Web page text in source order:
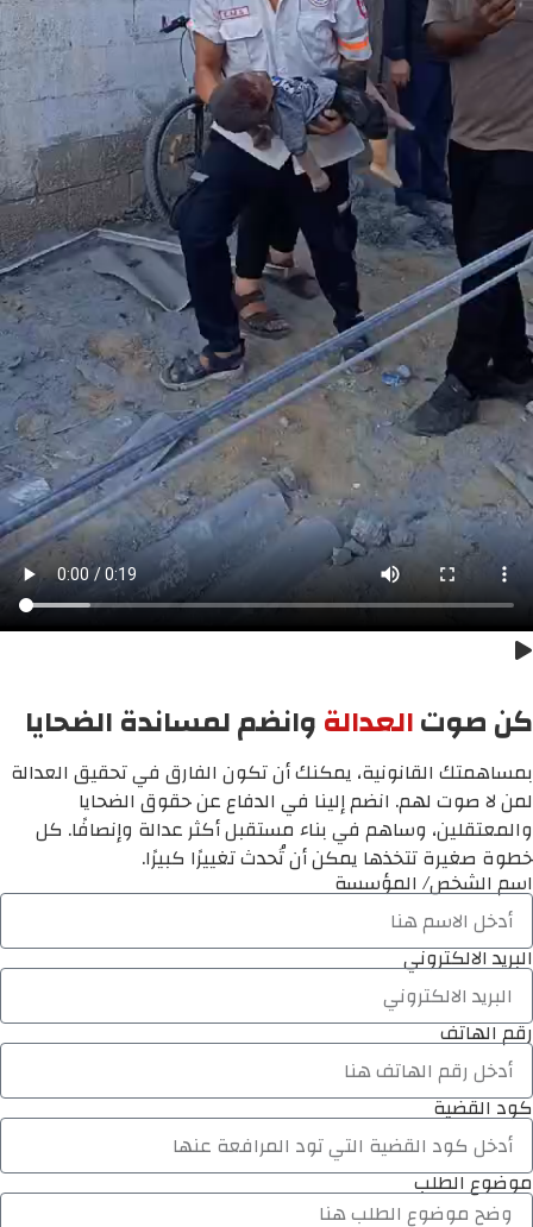
كن صوتالعدالةوانضم لمساندة الضحايا
بمساهمتك القانونية، يمكنك أن تكون الفارق في تحقيق العدالة
لمن لا صوت لهم. انضم إلينا في الدفاع عن حقوق الضحايا
والمعتقلين، وساهم في بناء مستقبل أكثر عدالة وإنصافًا. كل
خطوة صغيرة تتخذها يمكن أن تُحدث تغييرًا كبيرًا.
اسم الشخص/ المؤسسة
البريد الالكتروني
رقم الهاتف
كود القضية
موضوع الطلب